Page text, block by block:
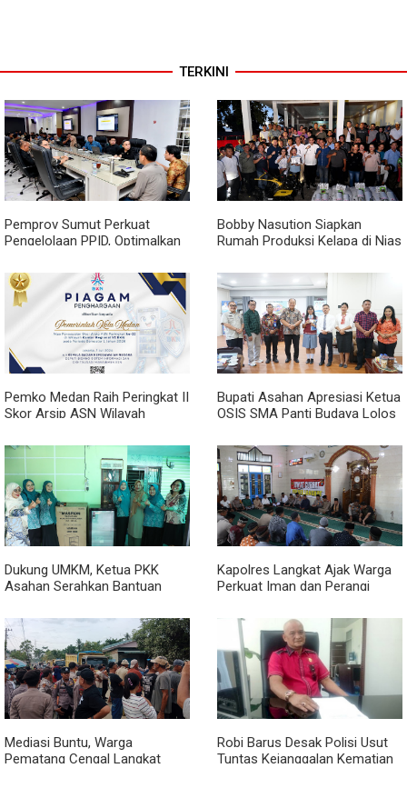
TERKINI
Pemprov Sumut Perkuat
Pengelolaan PPID, Optimalkan
Nomor 2 Tahun 2026
Bobby Nasution Siapkan
Rumah Produksi Kelapa di Nias
Pemko Medan Raih Peringkat II
Skor Arsip ASN Wilayah
Bupati Asahan Apresiasi Ketua
OSIS SMA Panti Budaya Lolos
Nasional
Dukung UMKM, Ketua PKK
Asahan Serahkan Bantuan
Sentang
Kapolres Langkat Ajak Warga
Perkuat Iman dan Perangi
Curhat
Mediasi Buntu, Warga
Pematang Cengal Langkat
Robi Barus Desak Polisi Usut
Tuntas Kejanggalan Kematian